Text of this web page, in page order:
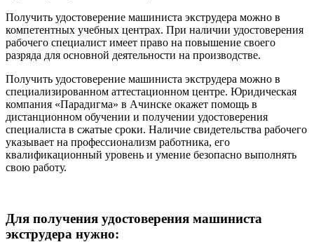
Получить удостоверение машиниста экструдера можно в
компетентных учебных центрах. При наличии удостоверения
рабочего специалист имеет право на повышение своего
разряда для основной деятельности на производстве.
Получить удостоверение машиниста экструдера можно в
специализированном аттестационном центре. Юридическая
компания «Парадигма» в Ачинске окажет помощь в
дистанционном обучении и получении удостоверения
специалиста в сжатые сроки. Наличие свидетельства рабочего
указывает на профессионализм работника, его
квалификационный уровень и умение безопасно выполнять
свою работу.
Для получения удостоверения машиниста
экструдера нужно: